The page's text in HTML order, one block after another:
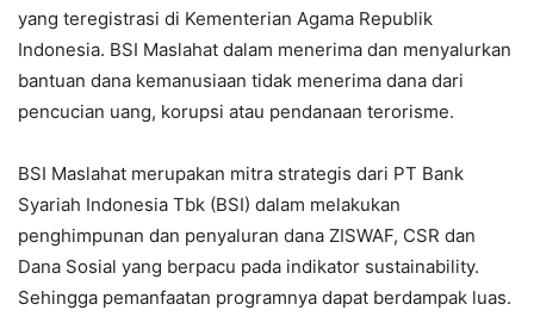
yang teregistrasi di Kementerian Agama Republik
Indonesia. BSI Maslahat dalam menerima dan menyalurkan
bantuan dana kemanusiaan tidak menerima dana dari
pencucian uang, korupsi atau pendanaan terorisme.
BSI Maslahat merupakan mitra strategis dari PT Bank
Syariah Indonesia Tbk (BSI) dalam melakukan
penghimpunan dan penyaluran dana ZISWAF, CSR dan
Dana Sosial yang berpacu pada indikator sustainability.
Sehingga pemanfaatan programnya dapat berdampak luas.